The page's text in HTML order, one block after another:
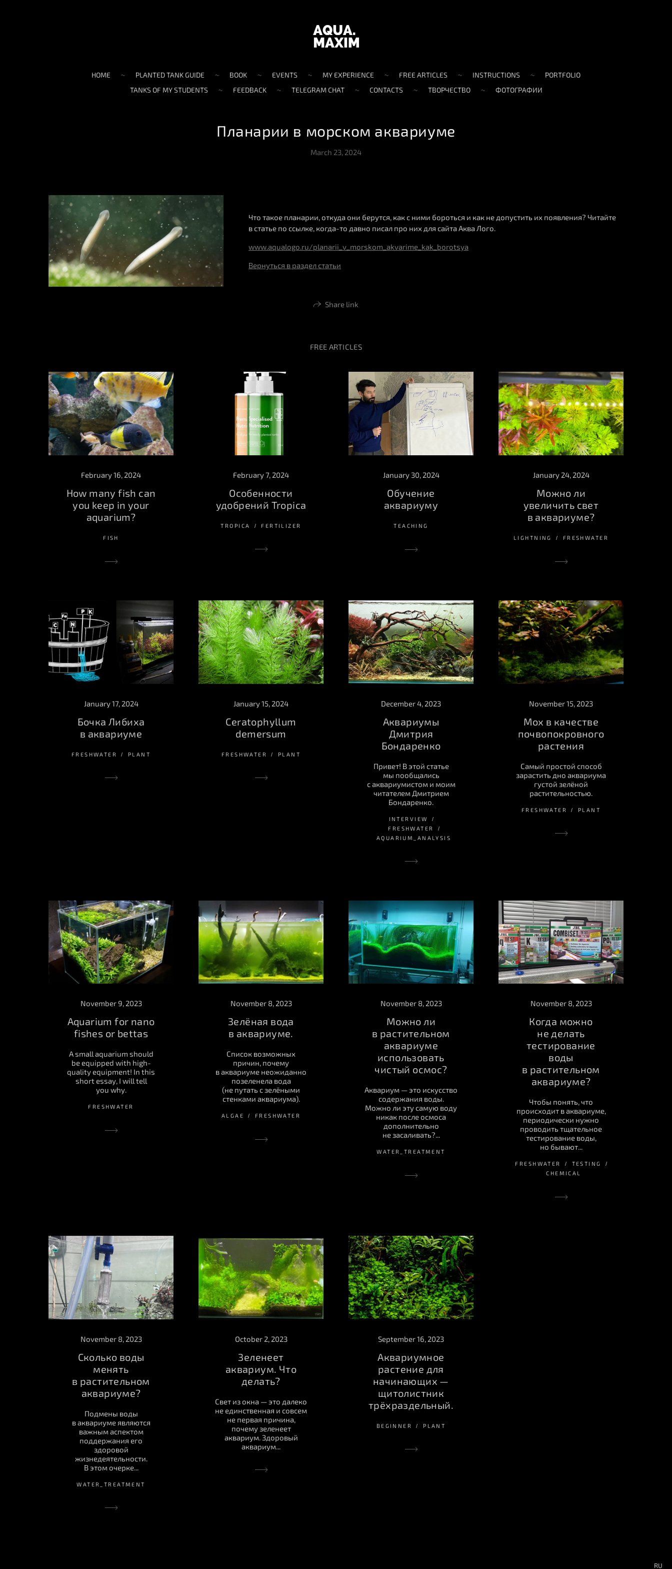
HOME PLANTED TANK GUIDE BOOK EVENTS MY EXPERIENCE FREE ARTICLES INSTRUCTIONS
PORTFOLIO
TANKS OF MY STUDENTS
FEEDBACK TELEGRAM CHAT CONTACTS ТВОРЧЕСТВО ФОТОГРАФИИ
Планарии в морском аквариуме
March 23, 2024
Что такое планарии, откуда они берутся, как с ними бороться и как не допустить их появления? Читайте
в статье по ссылке, когда-то давно писал про них для сайта Аква Лого.
www.aqualogo.ru/planarii_v_morskom_akvarime_kak_borotsya
Вернуться в раздел статьи
Share link
FREE ARTICLES
February 16, 2024
How many fish can
you keep in your
aquarium?
FISH
February 7, 2024
Особенности
удобрений Tropica
TROPICA FERTILIZER
January 30, 2024
Обучение
аквариуму
TEACHING
January 24, 2024
Можно ли
увеличить свет
в аквариуме?
LIGHTNING FRESHWATER
January 17, 2024
Бочка Либиха
в аквариуме
FRESHWATER PLANT
January 15, 2024
Ceratophyllum
demersum
FRESHWATER PLANT
December 4, 2023
Аквариумы
Дмитрия
Бондаренко
Привет! В этой статье
мы пообщались
с аквариумистом и моим
читателем Дмитрием
Бондаренко.
INTERVIEW
FRESHWATER
AQUARIUM_ANALYSIS
November 15, 2023
Мох в качестве
почвопокровного
растения
Самый простой способ
зарастить дно аквариума
густой зелёной
растительностью.
FRESHWATER PLANT
November 9, 2023
Aquarium for nano
fishes or bettas
A small aquarium should
be equipped with high-
quality equipment! In this
short essay, I will tell
you why.
FRESHWATER
November 8, 2023
Зелёная вода
в аквариуме.
Список возможных
причин, почему
в аквариуме неожиданно
позеленела вода
(не путать с зелёными
стенками аквариума).
ALGAE FRESHWATER
November 8, 2023
Можно ли
в растительном
аквариуме
использовать
чистый осмос?
Аквариум — это искусство
содержания воды.
Можно ли эту самую воду
никак после осмоса
дополнительно
не засаливать?...
WATER_TREATMENT
November 8, 2023
Когда можно
не делать
тестирование
воды
в растительном
аквариуме?
Чтобы понять, что
происходит в аквариуме,
периодически нужно
проводить тщательное
тестирование воды,
но бывают...
FRESHWATER
TESTING
CHEMICAL
November 8, 2023
Сколько воды
менять
в растительном
аквариуме?
Подмены воды
в аквариуме являются
важным аспектом
поддержания его
здоровой
жизнедеятельности.
В этом очерке...
WATER_TREATMENT
October 2, 2023
Зеленеет
аквариум. Что
делать?
Свет из окна — это далеко
не единственная и совсем
не первая причина,
почему зеленеет
аквариум. Здоровый
аквариум...
September 16, 2023
Аквариумное
растение для
начинающих —
щитолистник
трёхраздельный.
BEGINNER PLANT
RU